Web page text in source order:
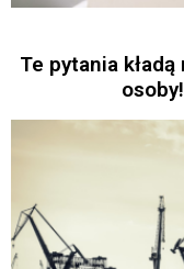
Te pytania